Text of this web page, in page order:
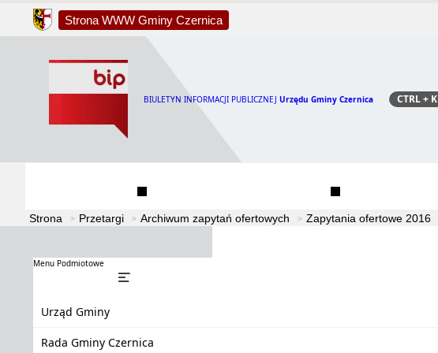
Strona WWW Gminy Czernica
BIULETYN INFORMACJI PUBLICZNEJ Urzędu Gminy Czernica Szukaj
CTRL+ K
Strona Przetargi Archiwum zapytań ofertowych Zapytania ofertowe 2016
Menu Podmiotowe
Urząd Gminy
Rada Gminy Czernica